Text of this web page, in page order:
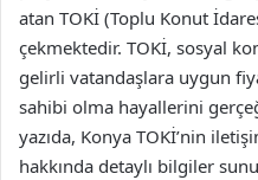
atan TOKİ (Toplu Konut
çekmektedir. TOKİ, sosyal
gelirli vatandaşlara uygun
sahibi olma hayallerini
yazıda, Konya TOKİ’nin
hakkında detaylı bilgiler